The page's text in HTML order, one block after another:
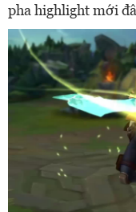
pha highlight mới